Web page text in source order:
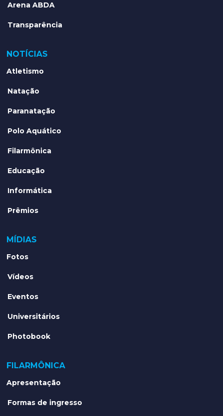
Arena ABDA
Transparência
NOTÍCIAS
Atletismo
Natação
Paranatação
Polo Aquático
Filarmônica
Educação
Informática
Prêmios
MÍDIAS
Fotos
Vídeos
Eventos
Universitários
Photobook
FILARMÔNICA
Apresentação
Formas de ingresso